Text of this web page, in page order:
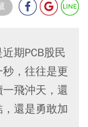
期PCB股民
，往往是更
飛沖天，還
還是勇敢加